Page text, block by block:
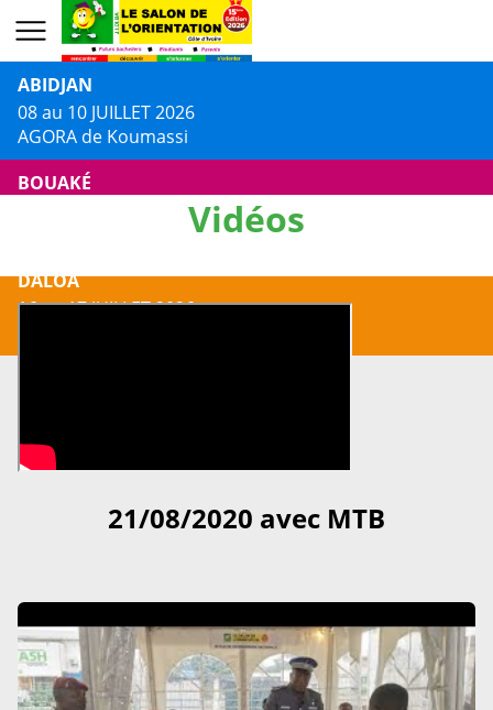
ABIDJAN
08 au 10 JUILLET 2026
AGORA de Koumassi
BOUAKÉ
13 au 14 JUILLET 2026
Centre Culturel Jacques AKA
DALOA
16 au 17 JUILLET 2026
Vidéos
21/08/2020 avec MTB